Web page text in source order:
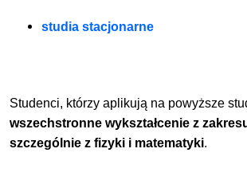
studia stacjonarne
Studenci, którzy aplikują na powyższe
wszechstronne wykształcenie z
szczególnie z fizyki i matematyki.